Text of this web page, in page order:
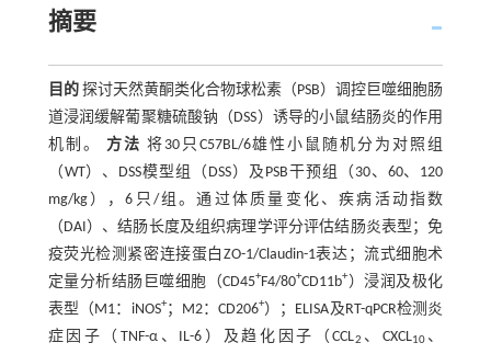
摘要
目的探讨天然黄酮类化合物球松素（PSB）调控巨噬细胞肠
道浸润缓解葡聚糖硫酸钠（DSS）诱导的小鼠结肠炎的作用
机制。 方法 将30只C57BL/6雄性小鼠随机分为对照组
（WT）、DSS模型组（DSS）及PSB干预组（30、60、120
mg/kg），6只/组。通过体质量变化、疾病活动指数
（DAI）、结肠长度及组织病理学评分评估结肠炎表型；免
疫荧光检测紧密连接蛋白ZO-1/Claudin-1表达；流式细胞术
定量分析结肠巨噬细胞（CD45+F4/80+CD11b+）浸润及极化
表型（M1：iNOS+；M2：CD206+）；ELISA及RT-qPCR检测炎
症因子（TNF-α、IL-6）及趋化因子（CCL2 、CXCL10、